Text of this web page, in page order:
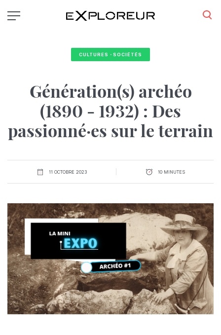
au
CULTURES・SOCIÉTÉS
Génération(s) archéo
(1890 - 1932) : Des
passionné·es sur le terrain
11 OCTOBRE 2023 10 MINUTES